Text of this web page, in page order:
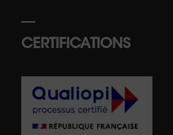
CERTIFICATIONS